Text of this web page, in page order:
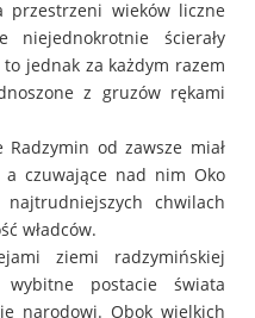
przestrzeni wieków liczne
ścierały
jednak za każdym razem
z gruzów rękami
od zawsze miał
czuwające nad nim Oko
chwilach
władców.
ziemi radzymińskiej
postacie świata
narodowi. Obok wielkich